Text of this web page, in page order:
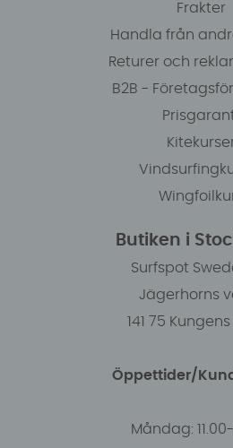
Frakter
Handla från
Returer och
B2B -
Butiken i
Surfspot
Jägerhorns
141 75
Öppettider/
Måndag: